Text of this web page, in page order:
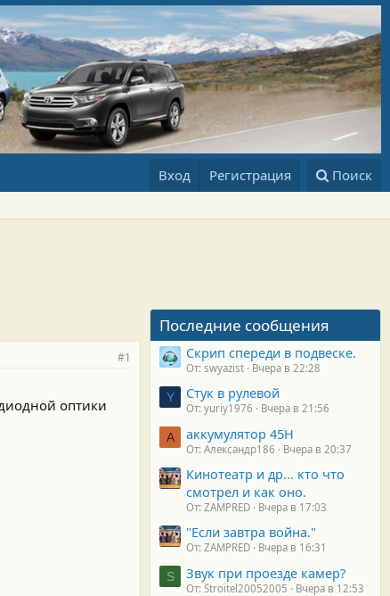
Вход Регистрация Поиск
#1
оптики
Последние сообщения
Скрип спереди в подвеске.
От: swyazist Вчера в 22:28
Y Стук в рулевой
От: yuriy1976 Вчера в 21:56
А аккумулятор 45H
От: Александр186 Вчера в 20:37
Кинотеатр и др... кто что
смотрел и как оно.
От: ZAMPRED Вчера в 17:03
"Если завтра война."
От: ZAMPRED Вчера в 16:31
S Звук при проезде камер?
От: Stroitel20052005 Вчера в 12:53